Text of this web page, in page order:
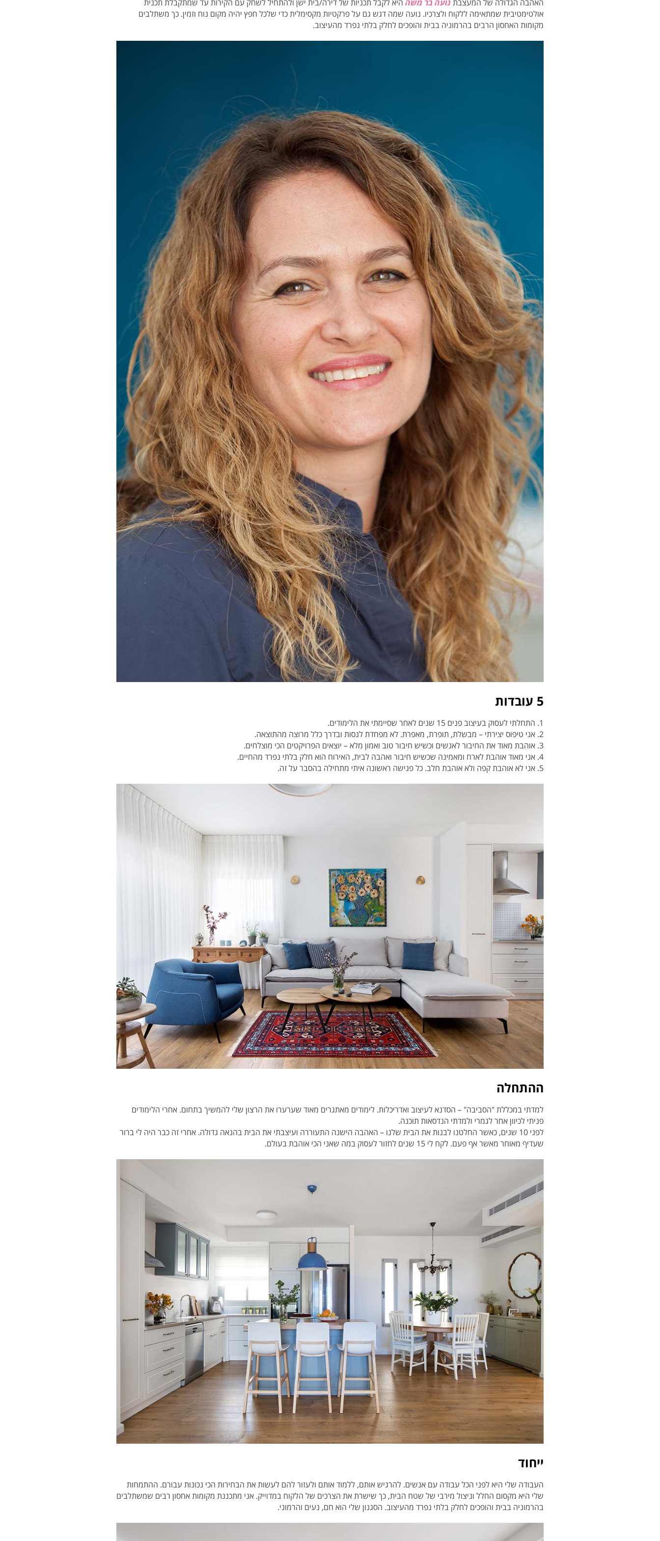
האהבה הגדולה של המעצבתנועה בר משה היא לקבל תכניות של דירה/בית ישן ולהתחיל לשחק עם הקירות עד שמתקבלת תכנית
אולטימטיבית שמתאימה ללקוח ולצרכיו. נועה שמה דגש גם על פרקטיות מקסימלית כדי שלכל חפץ יהיה מקום נוח וזמין. כך משתלבים
מקומות האחסון הרבים בהרמוניה בבית והופכים לחלק בלתי נפרד מהעיצוב.
5 עובדות
1. התחלתי לעסוק בעיצוב פנים 15 שנים לאחר שסיימתי את הלימודים.
2. אני טיפוס יצירתי – מבשלת, תופרת, מאפרת. לא מפחדת לנסות ובדרך כלל מרוצה מהתוצאה.
3. אוהבת מאוד את החיבור לאנשים וכשיש חיבור טוב ואמון מלא – יוצאים הפרויקטים הכי מוצלחים.
4. אני מאוד אוהבת לארח ומאמינה שכשיש חיבור ואהבה לבית, האירוח הוא חלק בלתי נפרד מהחיים.
5. אני לא אוהבת קפה ולא אוהבת חלב. כל פגישה ראשונה איתי מתחילה בהסבר על זה.
ההתחלה
למדתי במכללת "הסביבה" – הסדנא לעיצוב ואדריכלות. לימודים מאתגרים מאוד שערערו את הרצון שלי להמשיך בתחום. אחרי הלימודים
פניתי לכיוון אחר לגמרי ולמדתי הנדסאות תוכנה.
לפני 10 שנים, כאשר החלטנו לבנות את הבית שלנו – האהבה הישנה התעוררה ועיצבתי את הבית בהנאה גדולה. אחרי זה כבר היה לי ברור
שעדיף מאוחר מאשר אף פעם. לקח לי 15 שנים לחזור לעסוק במה שאני הכי אוהבת בעולם.
ייחוד
העבודה שלי היא לפני הכל עבודה עם אנשים. להרגיש אותם, ללמוד אותם ולעזורלהם לעשות את הבחירות הכי נכונות עבורם. ההתמחות
שלי היא מקסום החלל וניצול מירבי של שטח הבית, כך שישרת את הצרכים של הלקוח במדוייק. אני מתכננת מקומות אחסון רבים שמשתלבים
בהרמוניה בבית והופכים לחלק בלתי נפרד מהעיצוב. הסגנון שלי הוא חם, נעים והרמוני.